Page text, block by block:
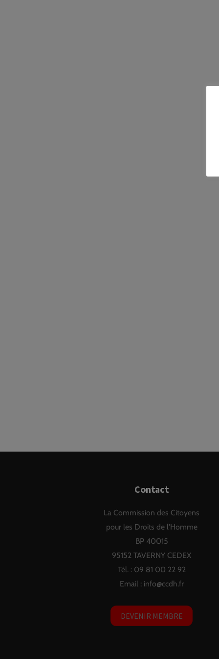
Contact
La Commission des Citoyens
pour les Droits de l'Homme
BP 40015
95152 TAVERNY CEDEX
Tél. : 09 81 00 22 92
Email : info@ccdh.fr
DEVENIR MEMBRE